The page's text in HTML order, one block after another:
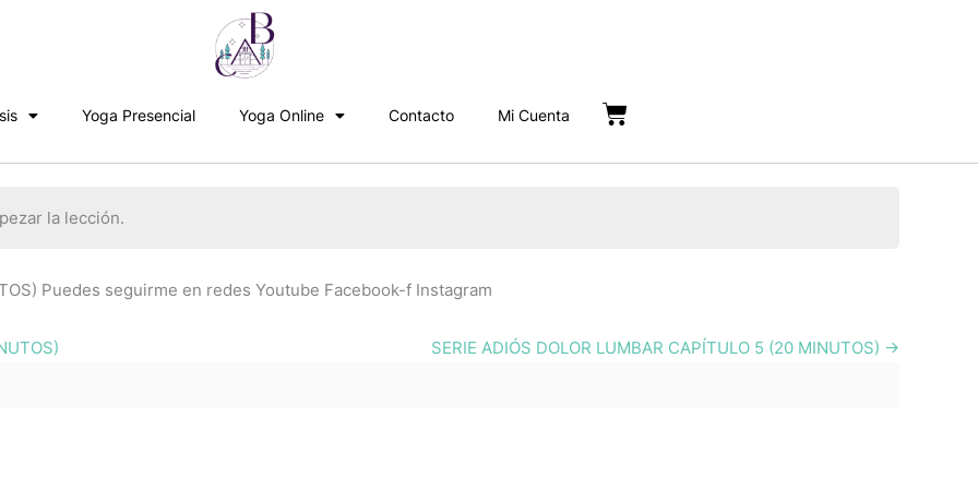
Yoga Presencial Yoga Online Contacto Mi Cuenta Cart
la lección.
Puedes seguirme en redes Youtube Facebook-f Instagram
SERIE ADIÓS DOLOR LUMBAR CAPÍTULO 5 (20 MINUTOS)